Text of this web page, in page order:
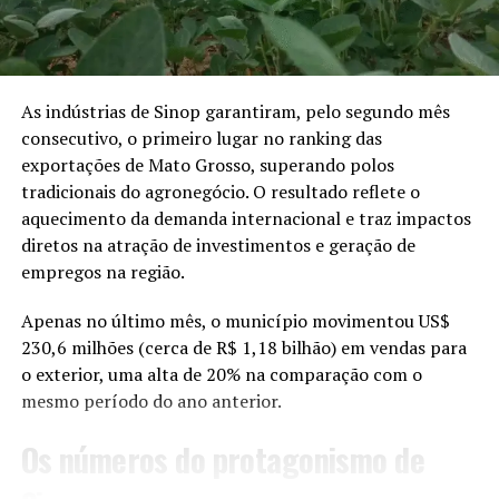
planejamento nutricional
das áreas, manutenção de
máquinas e
equipamentos, além de
práticas que contribuam
para a preservação da
qualidade física, química
e biológica do solo”
declara Luana.
O cumprimento da medida é obrigatório para todos os
produtores rurais que cultivam soja em Mato Grosso. A
fiscalização é realizada pelos órgãos de defesa
(como o Onçafari, SEMA e
o CRAS). Nesse tempo ele
ganhou peso, realizou
exames e tratamentos.
Ele ganhou mais de 15kg
até estar apto para a
soltura”, afirmou Marcos.
Secretaria de Estado de Meio Ambiente de Mato Grosso
(Sema-MT), em Cuiabá, onde recebeu os primeiros
cuidados e passou por exames. Depois, foi levado ao
Centro de Reabilitação de Animais Silvestres (CRAS), em
As indústrias de Sinop garantiram, pelo segundo mês
consecutivo, o primeiro lugar no ranking das
exportações de Mato Grosso, superando polos
tradicionais do agronegócio. O resultado reflete o
aquecimento da demanda internacional e traz impactos
diretos na atração de investimentos e geração de
empregos na região.
Apenas no último mês, o município movimentou US$
230,6 milhões (cerca de R$ 1,18 bilhão) em vendas para
o exterior, uma alta de 20% na comparação com o
mesmo período do ano anterior.
Os números do protagonismo de